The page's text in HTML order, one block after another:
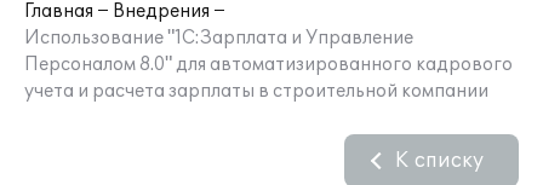
Главная
Внедрения
Использование "1С:Зарплата и Управление
Персоналом 8.0" для автоматизированного кадрового
учета и расчета зарплаты в строительной компании
К списку